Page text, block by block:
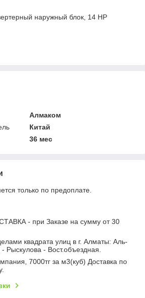
наружный блок, 14 HP
Алмаком
Китай
36 мес
только по предоплате.
- при Заказе на сумму от 30
квадрата улиц в г. Алматы: Аль-
Рыскулова - Вост.объездная.
7000тг за м3(куб) Доставка по